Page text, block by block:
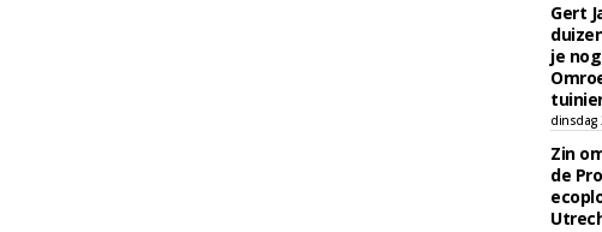
Gert
je
dinsdag
Zin
de